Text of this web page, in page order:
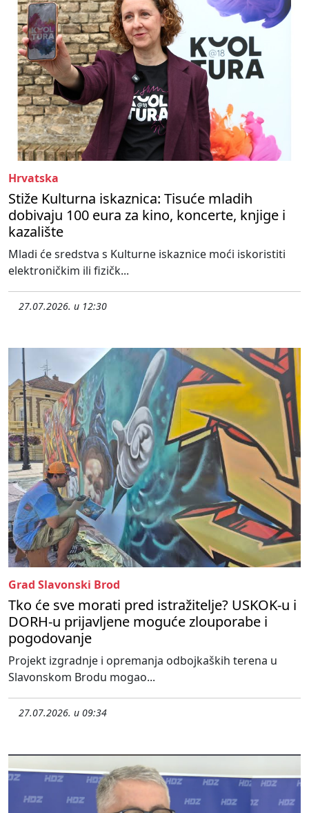
Hrvatska
Stiže Kulturna iskaznica: Tisuće mladih
dobivaju 100 eura za kino, koncerte, knjige i
kazalište
Mladi će sredstva s Kulturne iskaznice moći iskoristiti
elektroničkim ili fizičk...
27.07.2026. u 12:30
Grad Slavonski Brod
Tko će sve morati pred istražitelje? USKOK-u i
DORH-u prijavljene moguće zlouporabe i
pogodovanje
Projekt izgradnje i opremanja odbojkaških terena u
Slavonskom Brodu mogao...
27.07.2026. u 09:34